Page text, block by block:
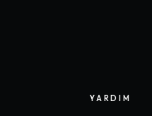
YARDIM